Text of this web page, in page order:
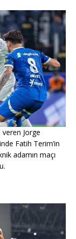
Jorge
Fatih Terim’in
adamın maçı